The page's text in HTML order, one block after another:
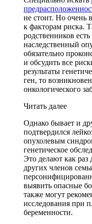
не стоит. Но очень
к факторам риска.
родственников
наследственный
обязательно
и обсудить все
результаты
ген, то
онкологического
Читать далее
Однако бывает и
подтвердился
опухолевым
генетическое
Это делают как раз
других членов
выявить опасные
также могут
исследования при
беременности.